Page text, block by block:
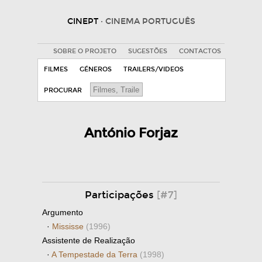
CINEPT · CINEMA PORTUGUÊS
SOBRE O PROJETO SUGESTÕES CONTACTOS
FILMES GÉNEROS TRAILERS/VIDEOS
PROCURAR
António Forjaz
Participações [#7]
Argumento
· Mississe (1996)
Assistente de Realização
· A Tempestade da Terra (1998)